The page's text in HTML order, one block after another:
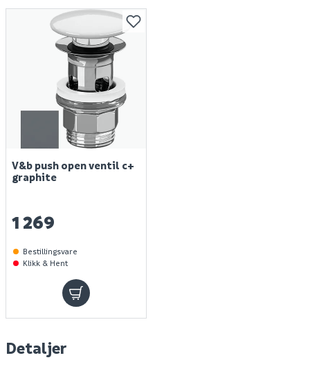
V&b push open ventil c+
graphite
1 269
Bestillingsvare
Klikk & Hent
Detaljer